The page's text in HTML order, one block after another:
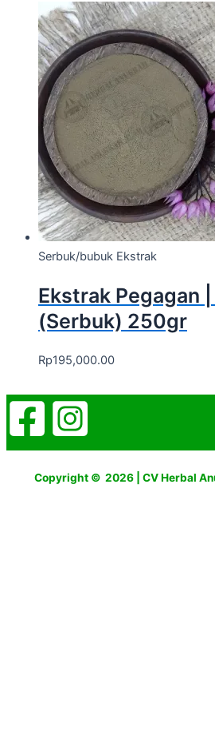
Serbuk/bubuk Ekstrak
Ekstrak Pegagan |
(Serbuk) 250gr
Rp195,000.00
Copyright © 2026 | CV Herbal